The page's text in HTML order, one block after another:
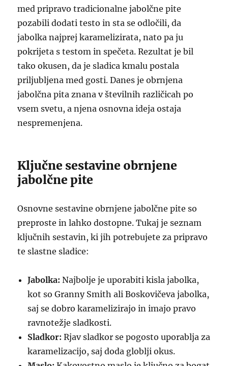
med pripravo tradicionalne jabolčne pite
pozabili dodati testo in sta se odločili, da
jabolka najprej karamelizirata, nato pa ju
pokrijeta s testom in spečeta. Rezultat je bil
tako okusen, da je sladica kmalu postala
priljubljena med gosti. Danes je obrnjena
jabolčna pita znana v številnih različicah po
vsem svetu, a njena osnovna ideja ostaja
nespremenjena.
Ključne sestavine obrnjene
jabolčne pite
Osnovne sestavine obrnjene jabolčne pite so
preproste in lahko dostopne. Tukaj je seznam
ključnih sestavin, ki jih potrebujete za pripravo
te slastne sladice:
Jabolka: Najbolje je uporabiti kisla jabolka,
kot so Granny Smith ali Boskovičeva jabolka,
saj se dobro karamelizirajo in imajo pravo
ravnotežje sladkosti.
Sladkor: Rjav sladkor se pogosto uporablja za
karamelizacijo, saj doda globlji okus.